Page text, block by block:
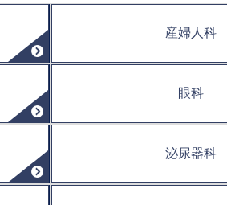
産婦人科
眼科
泌尿器科